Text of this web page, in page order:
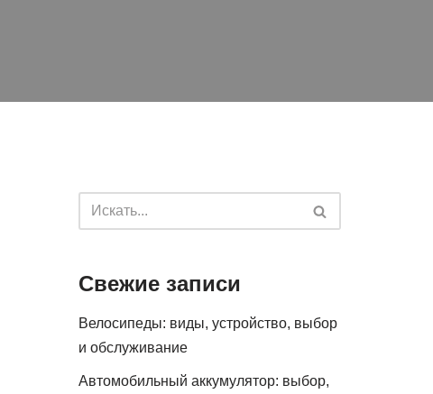
Свежие записи
Велосипеды: виды, устройство, выбор
и обслуживание
Автомобильный аккумулятор: выбор,